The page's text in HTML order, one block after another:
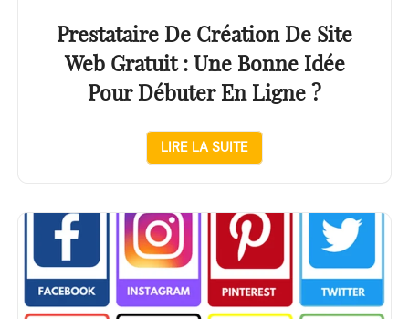
Prestataire De Création De Site
Web Gratuit : Une Bonne Idée
Pour Débuter En Ligne ?
LIRE LA SUITE